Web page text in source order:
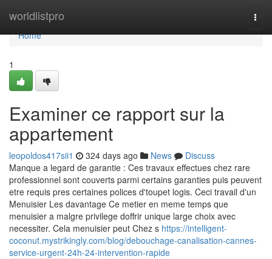
worldlistpro
Home
Home
1
Examiner ce rapport sur la
appartement
leopoldos417sii1 324 days ago News
Discuss
Manque a legard de garantie : Ces travaux effectues chez rare
professionnel sont couverts parmi certains garanties puis peuvent
etre requis pres certaines polices d'toupet logis. Ceci travail d'un
Menuisier Les davantage Ce metier en meme temps que
menuisier a malgre privilege doffrir unique large choix avec
necessiter. Cela menuisier peut Chez s https://intelligent-
coconut.mystrikingly.com/blog/debouchage-canalisation-cannes-
service-urgent-24h-24-intervention-rapide